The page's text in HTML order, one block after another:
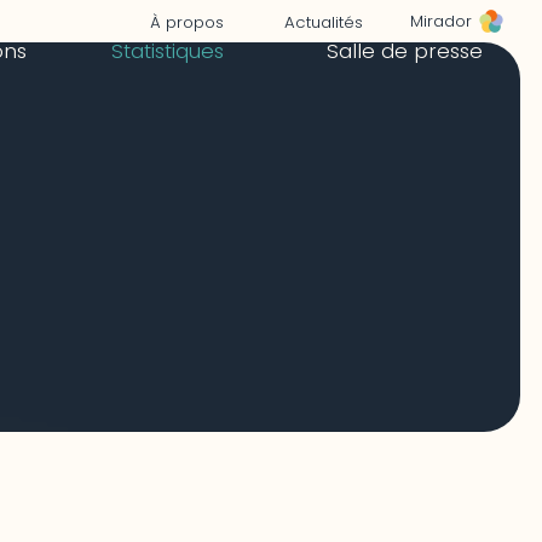
À propos Actualités Mirador
Statistiques Salle de presse